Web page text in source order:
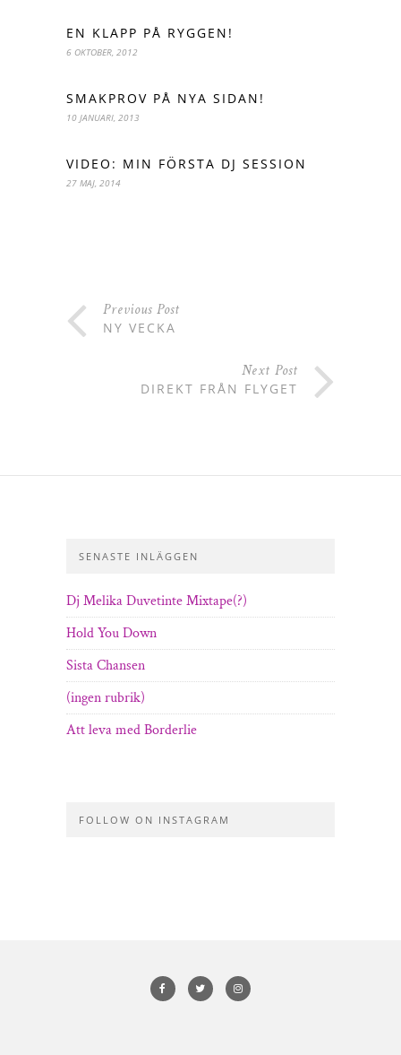
EN KLAPP PÅ RYGGEN!
6 OKTOBER, 2012
SMAKPROV PÅ NYA SIDAN!
10 JANUARI, 2013
VIDEO: MIN FÖRSTA DJ SESSION
27 MAJ, 2014
Previous Post
NY VECKA
Next Post
DIREKT FRÅN FLYGET
SENASTE INLÄGGEN
Dj Melika Duvetinte Mixtape(?)
Hold You Down
Sista Chansen
(ingen rubrik)
Att leva med Borderlie
FOLLOW ON INSTAGRAM